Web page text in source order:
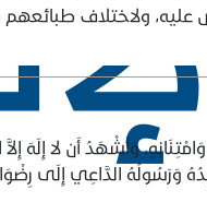
عليه، ولاختلاف
وَأَشْهَدُ أَن لا إِلَهَ
وَرَسُولُهُ الدَّاعِي إِلَى